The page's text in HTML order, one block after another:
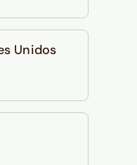
Unidos